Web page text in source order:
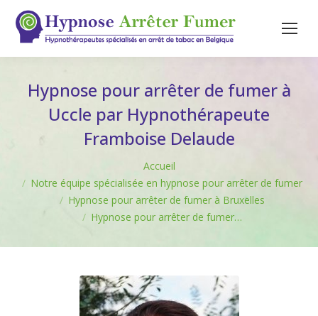
Hypnose pour arrêter de fumer à
Uccle par Hypnothérapeute
Framboise Delaude
Accueil
Notre équipe spécialisée en hypnose pour arrêter de fumer
Hypnose pour arrêter de fumer à Bruxelles
Hypnose pour arrêter de fumer…